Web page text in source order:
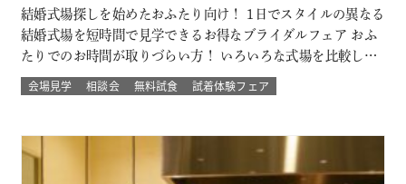
結婚式場探しを始めたおふたり向け！ 1日でスタイルの異なる
結婚式場を短時間で見学できるお得なブライダルフェア おふ
たりでのお時間が取りづらい方！ いろいろな式場を比較した
い方！ 結婚式のイメージが決まってない方！にもおすすめな
ツアーです☆ 自然の中でアットホームに、空の雰囲気を感じ
チャンス！！ このフェ…
会場見学 相談会 無料試食 試着体験フェア